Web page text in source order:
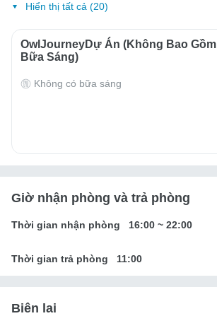
Hiển thị tất cả (20)
OwlJourneyDự Án (Không Bao Gồm
Bữa Sáng)
Không có bữa sáng
Giờ nhận phòng và trả phòng
Thời gian nhận phòng 16:00 ~ 22:00
Thời gian trả phòng 11:00
Biên lai